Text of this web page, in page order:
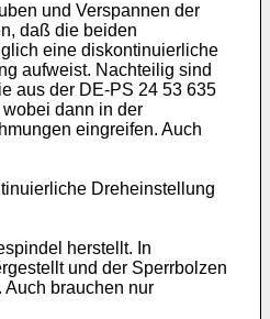
und Verspannen der
daß die beiden
eine diskontinuierliche
aufweist. Nachteilig sind
aus der DE-PS 24 53 635
dann in der
eingreifen. Auch
Dreheinstellung
herstellt. In
und der Sperrbolzen
brauchen nur